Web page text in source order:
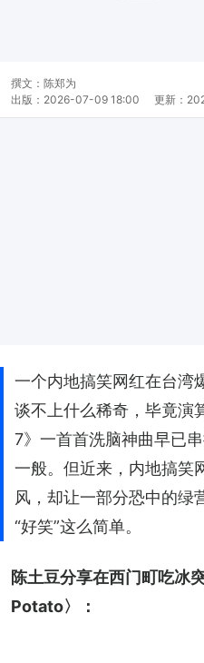
撰文： 陈郑为
出版： 2026-07-09 18:00 更新：
一个内地搞笑网红在台湾
谈不上什么稀奇，毕竟演
7》一首首洗脑神曲早已
一般。但近来，内地搞笑
风，却让一部分恐中的绿
“好笑”这么简单。
陈土豆分享在西门町吃冰
Potato〉：